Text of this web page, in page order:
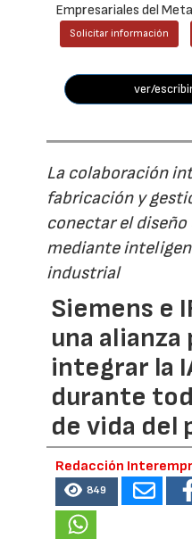
Empresariales del
Solicitar información
ver/
La colaboración
fabricación y
conectar el
mediante
industrial
Siemens e
una alianza
integrar la
durante
de vida del
Redacción
849